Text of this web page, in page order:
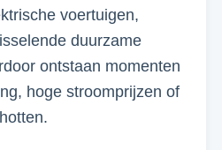
voertuigen,
duurzame
ontstaan momenten
hoge stroomprijzen of